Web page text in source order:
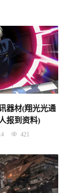
器材(翔光光通
报到资料)
421